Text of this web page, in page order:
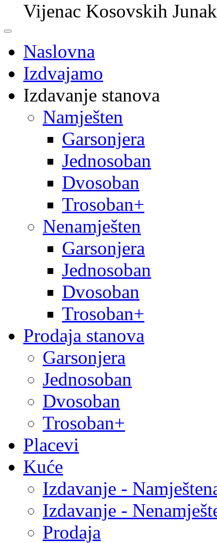
Vijenac Kosovskih
Naslovna
Izdvajamo
Izdavanje stanova
Namješten
Garsonjera
Jednosoban
Dvosoban
Trosoban+
Nenamješten
Garsonjera
Jednosoban
Dvosoban
Trosoban+
Prodaja stanova
Garsonjera
Jednosoban
Dvosoban
Trosoban+
Placevi
Kuće
Izdavanje -
Izdavanje -
Prodaja